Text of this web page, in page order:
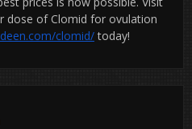
dose of Clomid for ovulation
clomid/today!